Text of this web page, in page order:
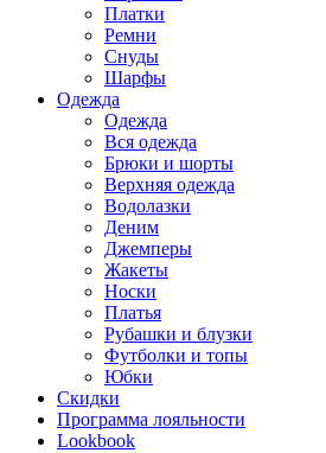
Платки
Ремни
Снуды
Шарфы
Одежда
Одежда
Вся одежда
Брюки и шорты
Верхняя одежда
Водолазки
Деним
Джемперы
Жакеты
Носки
Платья
Рубашки и блузки
Футболки и топы
Юбки
Скидки
Программа лояльности
Lookbook